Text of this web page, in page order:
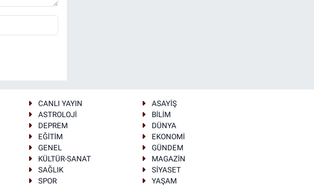
CANLI YAYIN
ASAYİŞ
ASTROLOJİ
BİLİM
DEPREM
DÜNYA
EĞİTİM
EKONOMİ
GENEL
GÜNDEM
KÜLTÜR-SANAT
MAGAZİN
SAĞLIK
SİYASET
SPOR
YAŞAM